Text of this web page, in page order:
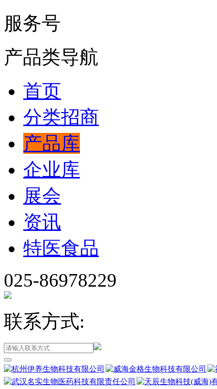
服务号
产品类导航
首页
分类招商
产品库
企业库
展会
资讯
特医食品
025-86978229
联系方式: